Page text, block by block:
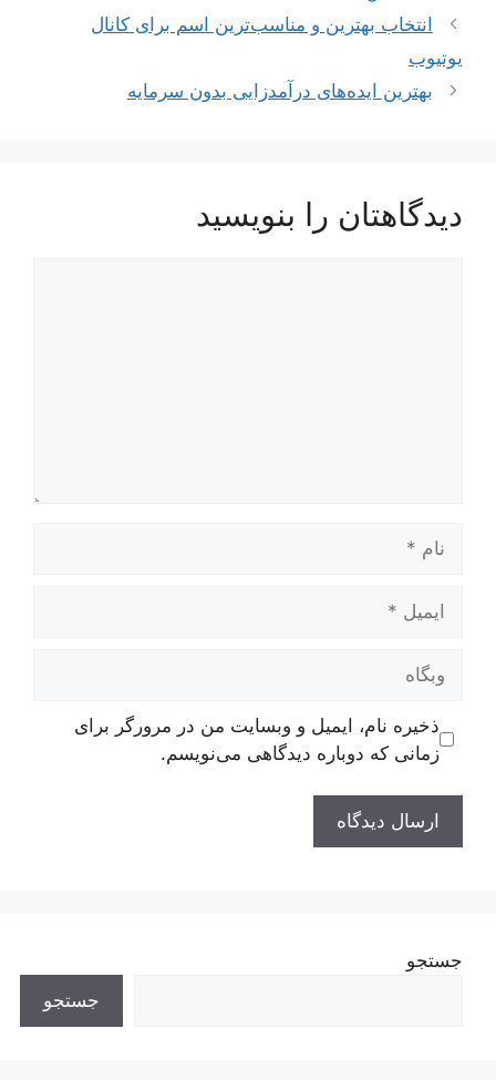
ناوبریانتخاب بهترین و مناسب‌ترین اسم برای کانال
یوتیوب
بهترین ایده‌های درآمدزایی بدون سرمایه
دیدگاهتان را بنویسید
وبگاه
ذخیره نام، ایمیل و وبسایت من در مرورگر برای
زمانی که دوباره دیدگاهی می‌نویسم.
جستجو
جستجو